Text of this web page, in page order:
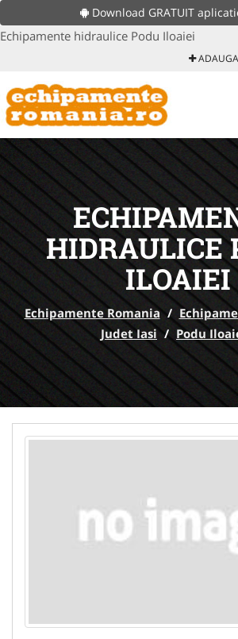
Download GRATUIT
Echipamente hidraulice Podu Iloaiei
HIDRAULICE
ILOAIEI
Echipamente Romania /
Judet Iasi / Podu